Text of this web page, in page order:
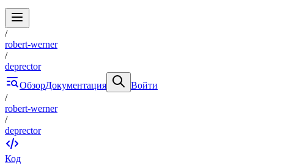
/
robert-werner
/
deprector
ОбзорДокументация
Войти
/
robert-werner
/
deprector
Код